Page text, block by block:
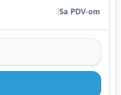
Sa PDV-om